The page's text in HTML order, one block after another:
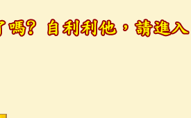
菩薩 (147) 聖救度佛母(